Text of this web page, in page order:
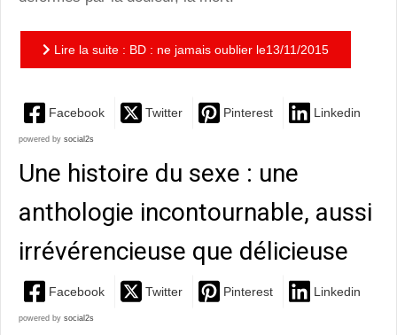
Lire la suite : BD : ne jamais oublier le13/11/2015
Facebook Twitter Pinterest Linkedin
powered by social2s
Une histoire du sexe : une
anthologie incontournable, aussi
irrévérencieuse que délicieuse
Facebook Twitter Pinterest Linkedin
powered by social2s